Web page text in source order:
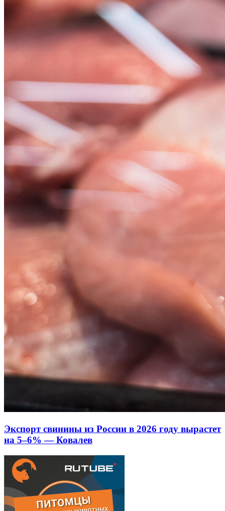
Экспорт свинины из России в 2026 году вырастет
на 5–6% — Ковалев